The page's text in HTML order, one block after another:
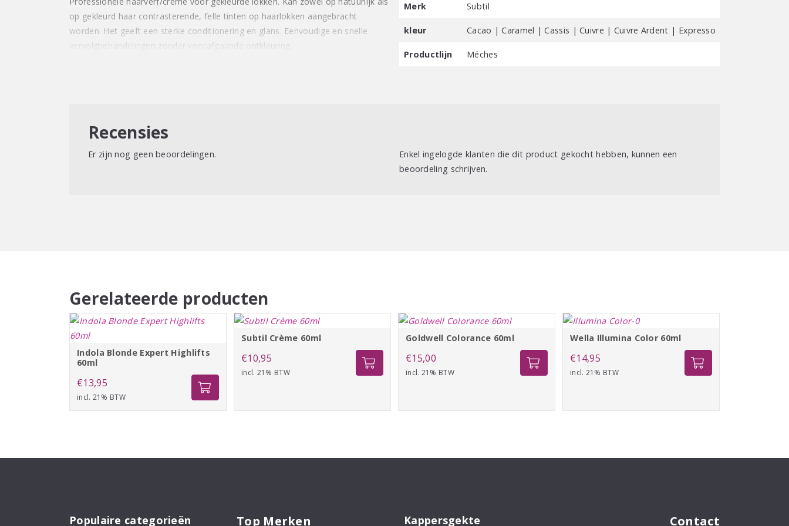
op gekleurd haar contrasterende, felle tinten op haarlokken aangebracht
worden. Het geeft een sterke conditionering en glans. Eenvoudige en snelle
vervolgbehandelingen zonder voorafgaande ontkleuring.
Merk Subtil
kleur Cacao | Caramel | Cassis | Cuivre | Cuivre Ardent | Expresso | Magenta |
Productlijn Méches
Recensies
Er zijn nog geen beoordelingen.
Enkel ingelogde klanten die dit product gekocht hebben, kunnen een
beoordeling schrijven.
Gerelateerde producten
Indola Blonde Expert Highlifts
60ml
€13,95
incl. 21% BTW
Subtil Crème 60ml
€10,95
incl. 21% BTW
Goldwell Colorance 60ml
€15,00
incl. 21% BTW
Wella Illumina Color 60ml
€14,95
incl. 21% BTW
Populaire categorieën Top Merken Kappersgekte Contact